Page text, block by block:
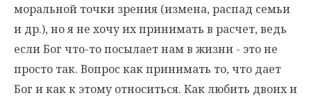
моральной точки зрения (измена, распад семьи
и др.), но я не хочу их принимать в расчет, ведь
если Бог что-то посылает нам в жизни - это не
просто так. Вопрос как принимать то, что дает
Бог и как к этому относиться. Как любить двоих и